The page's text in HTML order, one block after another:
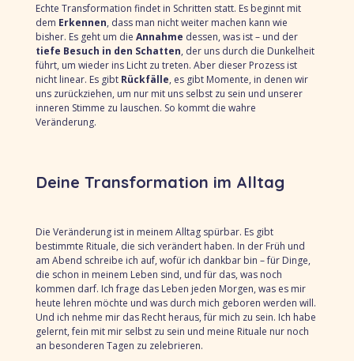
Echte Transformation findet in Schritten statt. Es beginnt mit
dem Erkennen, dass man nicht weiter machen kann wie
bisher. Es geht um die Annahme dessen, was ist – und der
tiefe Besuch in den Schatten, der uns durch die Dunkelheit
führt, um wieder ins Licht zu treten. Aber dieser Prozess ist
nicht linear. Es gibt Rückfälle, es gibt Momente, in denen wir
uns zurückziehen, um nur mit uns selbst zu sein und unserer
inneren Stimme zu lauschen. So kommt die wahre
Veränderung.
Deine Transformation im Alltag
Die Veränderung ist in meinem Alltag spürbar. Es gibt
bestimmte Rituale, die sich verändert haben. In der Früh und
am Abend schreibe ich auf, wofür ich dankbar bin – für Dinge,
die schon in meinem Leben sind, und für das, was noch
kommen darf. Ich frage das Leben jeden Morgen, was es mir
heute lehren möchte und was durch mich geboren werden will.
Und ich nehme mir das Recht heraus, für mich zu sein. Ich habe
gelernt, fein mit mir selbst zu sein und meine Rituale nur noch
an besonderen Tagen zu zelebrieren.